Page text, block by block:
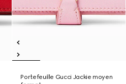
Portefeuille Gucci Jackie moyen